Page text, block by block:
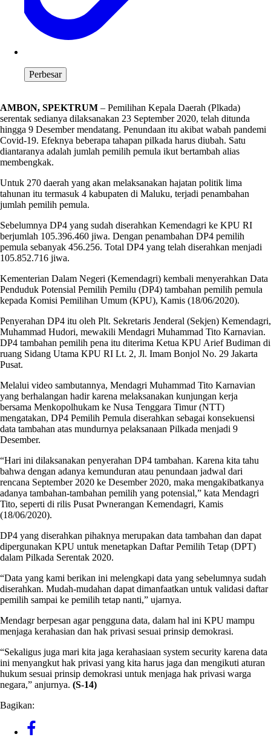
Perbesar
AMBON, SPEKTRUM – Pemilihan Kepala Daerah (Plkada)
serentak sedianya dilaksanakan 23 September 2020, telah ditunda
hingga 9 Desember mendatang. Penundaan itu akibat wabah pandemi
Covid-19. Efeknya beberapa tahapan pilkada harus diubah. Satu
diantaranya adalah jumlah pemilih pemula ikut bertambah alias
membengkak.
Untuk 270 daerah yang akan melaksanakan hajatan politik lima
tahunan itu termasuk 4 kabupaten di Maluku, terjadi penambahan
jumlah pemilih pemula.
Sebelumnya DP4 yang sudah diserahkan Kemendagri ke KPU RI
berjumlah 105.396.460 jiwa. Dengan penambahan DP4 pemilih
pemula sebanyak 456.256. Total DP4 yang telah diserahkan menjadi
105.852.716 jiwa.
Kementerian Dalam Negeri (Kemendagri) kembali menyerahkan Data
Penduduk Potensial Pemilih Pemilu (DP4) tambahan pemilih pemula
kepada Komisi Pemilihan Umum (KPU), Kamis (18/06/2020).
Penyerahan DP4 itu oleh Plt. Sekretaris Jenderal (Sekjen) Kemendagri,
Muhammad Hudori, mewakili Mendagri Muhammad Tito Karnavian.
DP4 tambahan pemilih pena itu diterima Ketua KPU Arief Budiman di
ruang Sidang Utama KPU RI Lt. 2, Jl. Imam Bonjol No. 29 Jakarta
Pusat.
Melalui video sambutannya, Mendagri Muhammad Tito Karnavian
yang berhalangan hadir karena melaksanakan kunjungan kerja
bersama Menkopolhukam ke Nusa Tenggara Timur (NTT)
mengatakan, DP4 Pemilih Pemula diserahkan sebagai konsekuensi
data tambahan atas mundurnya pelaksanaan Pilkada menjadi 9
Desember.
“Hari ini dilaksanakan penyerahan DP4 tambahan. Karena kita tahu
bahwa dengan adanya kemunduran atau penundaan jadwal dari
rencana September 2020 ke Desember 2020, maka mengakibatkanya
adanya tambahan-tambahan pemilih yang potensial,” kata Mendagri
Tito, seperti di rilis Pusat Pwnerangan Kemendagri, Kamis
(18/06/2020).
DP4 yang diserahkan pihaknya merupakan data tambahan dan dapat
dipergunakan KPU untuk menetapkan Daftar Pemilih Tetap (DPT)
dalam Pilkada Serentak 2020.
“Data yang kami berikan ini melengkapi data yang sebelumnya sudah
diserahkan. Mudah-mudahan dapat dimanfaatkan untuk validasi daftar
pemilih sampai ke pemilih tetap nanti,” ujarnya.
Mendagr berpesan agar pengguna data, dalam hal ini KPU mampu
menjaga kerahasian dan hak privasi sesuai prinsip demokrasi.
“Sekaligus juga mari kita jaga kerahasiaan system security karena data
ini menyangkut hak privasi yang kita harus jaga dan mengikuti aturan
hukum sesuai prinsip demokrasi untuk menjaga hak privasi warga
negara,” anjurnya. (S-14)
Bagikan: